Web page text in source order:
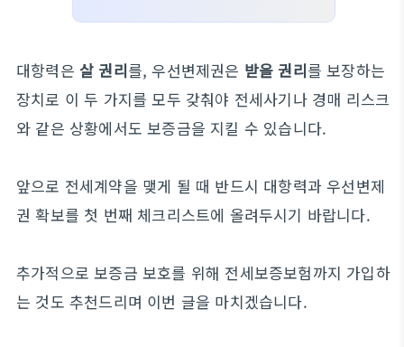
대항력은 살 권리를, 우선변제권은 받을 권리를 보장하는
장치로 이 두 가지를 모두 갖춰야 전세사기나 경매 리스크
와 같은 상황에서도 보증금을 지킬 수 있습니다.
앞으로 전세계약을 맺게 될 때 반드시 대항력과 우선변제
권 확보를 첫 번째 체크리스트에 올려두시기 바랍니다.
추가적으로 보증금 보호를 위해 전세보증보험까지 가입하
는 것도 추천드리며 이번 글을 마치겠습니다.